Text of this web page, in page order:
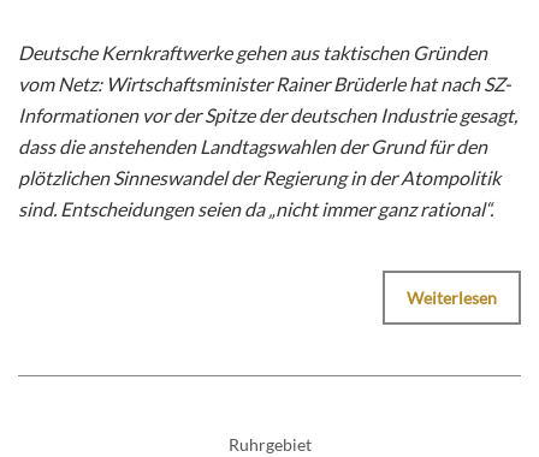
Deutsche Kernkraftwerke gehen aus taktischen Gründen
vom Netz: Wirtschaftsminister Rainer Brüderle hat nach SZ-
Informationen vor der Spitze der deutschen Industrie gesagt,
dass die anstehenden Landtagswahlen der Grund für den
plötzlichen Sinneswandel der Regierung in der Atompolitik
sind. Entscheidungen seien da „nicht immer ganz rational“.
Weiterlesen
Ruhrgebiet